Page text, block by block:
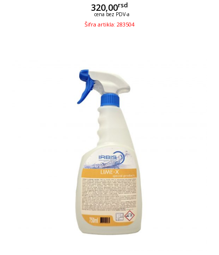
320,00rsd
cena bez PDV-a
Šifra artikla: 283504